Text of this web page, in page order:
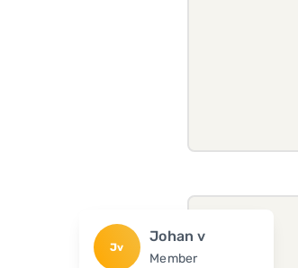
Jv
Johan v
Member